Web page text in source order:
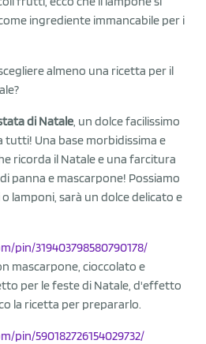
ingrediente immancabile per i
almeno una ricetta per il
di Natale , un dolce facilissimo
tutti! Una base morbidissima e
ricorda il Natale e una farcitura
panna e mascarpone! Possiamo
lamponi, sarà un dolce delicato e
pin/319403798580790178/
mascarpone, cioccolato e
per le feste di Natale, d'effetto
la ricetta per prepararlo.
pin/590182726154029732/